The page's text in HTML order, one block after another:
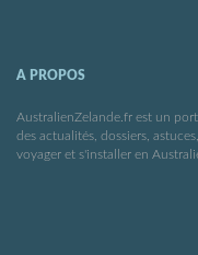
A PROPOS
AustralienZelande.fr est un
des actualités, dossiers,
voyager et s'installer en